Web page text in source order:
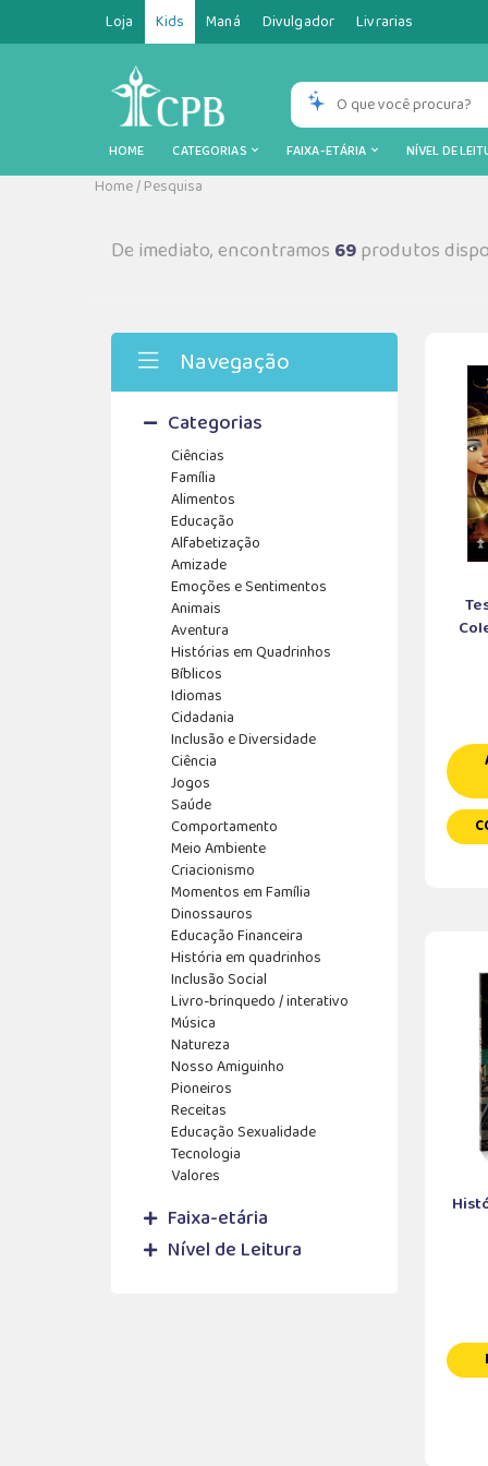
Loja Kids Maná Divulgador Livrarias
HOME CATEGORIAS FAIXA-ETÁRIA NÍVEL DE
Home/Pesquisa
De imediato, encontramos 69produtos
Navegação
Categorias
Ciências
Família
Alimentos
Educação
Alfabetização
Amizade
Emoções e Sentimentos
Animais
Aventura
Histórias em Quadrinhos
Bíblicos
Idiomas
Cidadania
Inclusão e Diversidade
Ciência
Jogos
Saúde
Comportamento
Meio Ambiente
Criacionismo
Momentos em Família
Dinossauros
Educação Financeira
História em quadrinhos
Inclusão Social
Livro-brinquedo / interativo
Música
Natureza
Nosso Amiguinho
Pioneiros
Receitas
Educação Sexualidade
Tecnologia
Valores
Faixa-etária
Nível de Leitura